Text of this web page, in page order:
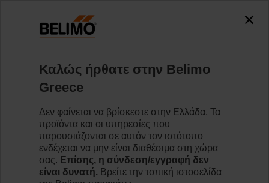
NMQ24A-VST-RE
Learn more
Καλώς ήρθατε στην Belimo
Greece
Δεν φαίνεται να βρίσκεστε στην Ελλάδα. Τα
προϊόντα και οι υπηρεσίες που
παρουσιάζονται σε αυτόν τον ιστότοπο
ενδέχεται να μην είναι διαθέσιμα στη χώρα
σας. Επίσης, η σύνδεση/εγγραφή δεν
είναι δυνατή. Βρείτε την τοπική ιστοσελίδα